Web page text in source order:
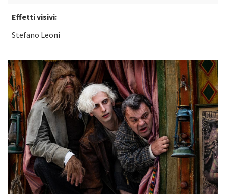
Effetti visivi:
Stefano Leoni